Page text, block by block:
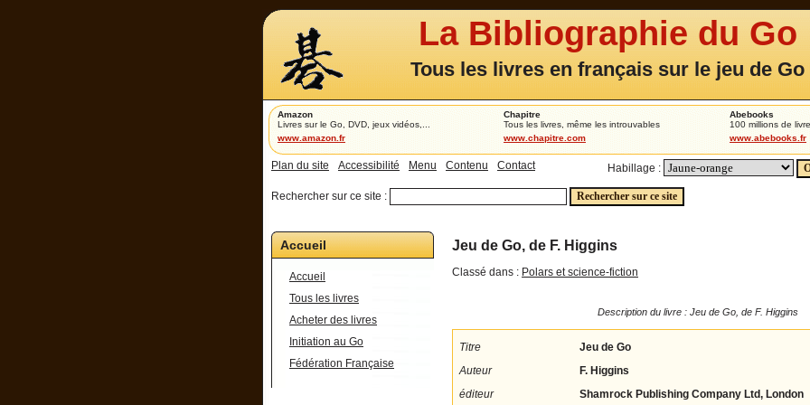
La Bibliographie du Go
Tous les livres en français sur le jeu de Go
Amazon
Livres sur le Go, DVD, jeux vidéos,...
www.amazon.fr
Chapitre
Tous les livres, même les introuvables
www.chapitre.com
Abebooks
100 millions de
www.abebooks.fr
Plan du site Accessibilité Menu Contenu Contact Habillage :
Rechercher sur ce site :
Accueil
Accueil
Tous les livres
Acheter des livres
Initiation au Go
Fédération Française
Jeu de Go, de F. Higgins
Classé dans : Polars et science-fiction
Description du livre : Jeu de Go, de F. Higgins
Titre
Jeu de Go
Auteur
F. Higgins
éditeur
Shamrock Publishing Company Ltd, London